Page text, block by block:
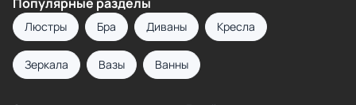
Люстры Бра Диваны Кресла
Зеркала Вазы Ванны